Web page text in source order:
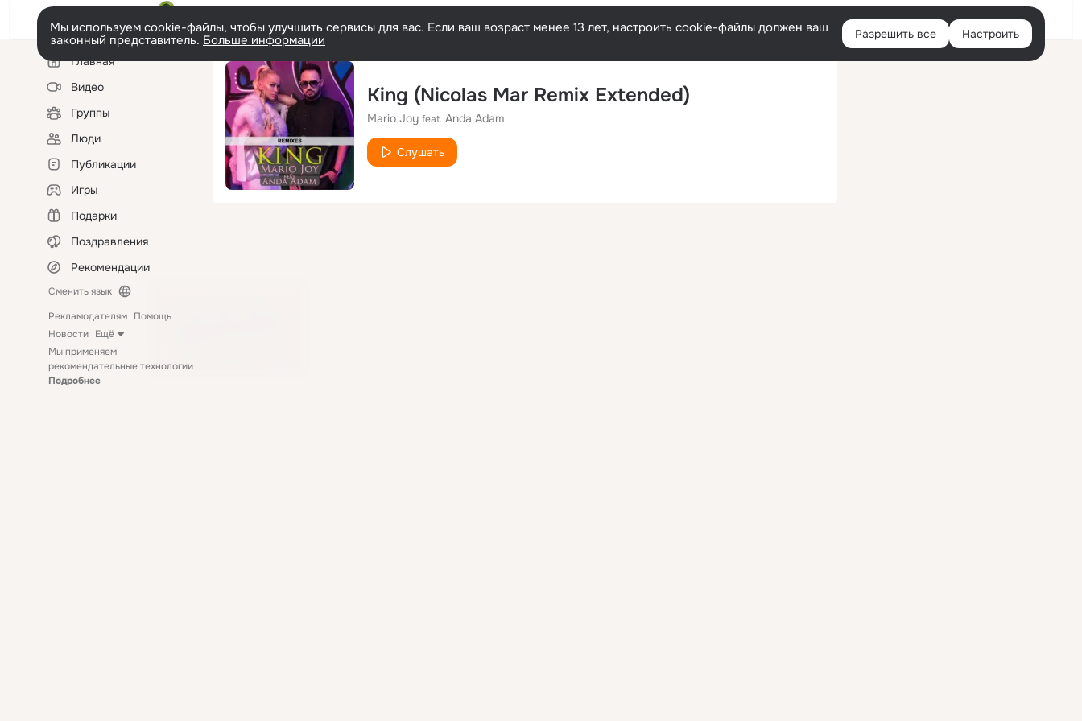
Войти
Мы используем cookie-файлы, чтобы улучшить сервисы для вас. Если ваш возраст менее 13 лет, настроить cookie-файлы должен ваш
законный представитель. Больше информации Разрешить все Настроить
Левая
колонкаГлавная
Видео
Группы
Люди
Публикации
Игры
Подарки
Поздравления
Рекомендации
Сменить язык
Рекламодателям Помощь
Новости Ещё
Мы применяем
рекомендательные технологии
Подробнее
King (Nicolas Mar Remix Extended)
Mario Joy feat. Anda Adam
Слушать